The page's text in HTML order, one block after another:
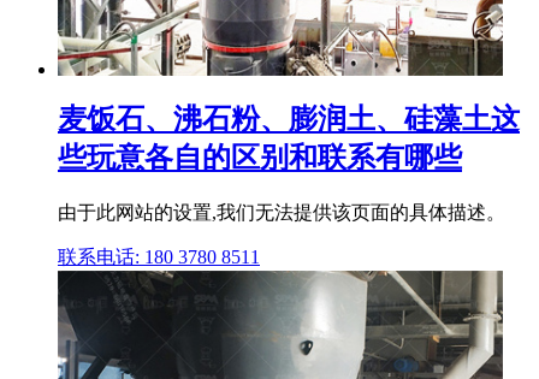
麦饭石、沸石粉、膨润土、硅藻土这
些玩意各自的区别和联系有哪些
由于此网站的设置,我们无法提供该页面的具体描述。
联系电话: 180 3780 8511